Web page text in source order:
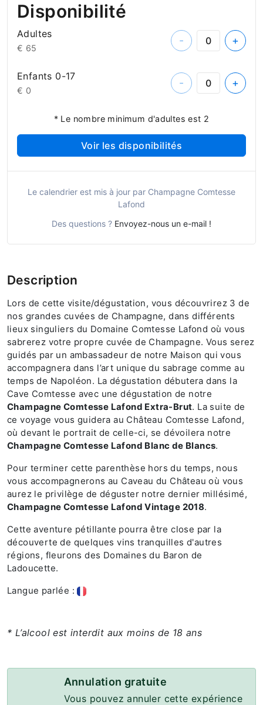
Disponibilité
Adultes
€ 65
- +
Enfants 0-17
€ 0
- +
* Le nombre minimum d'adultes est 2
Voir les disponibilités
Le calendrier est mis à jour par Champagne Comtesse
Lafond
Des questions ? Envoyez-nous un e-mail !
Description
Lors de cette visite/dégustation, vous découvrirez 3 de
nos grandes cuvées de Champagne, dans différents
lieux singuliers du Domaine Comtesse Lafond où vous
sabrerez votre propre cuvée de Champagne. Vous serez
guidés par un ambassadeur de notre Maison qui vous
accompagnera dans l’art unique du sabrage comme au
temps de Napoléon. La dégustation débutera dans la
Cave Comtesse avec une dégustation de notre
Champagne Comtesse Lafond Extra-Brut. La suite de
ce voyage vous guidera au Château Comtesse Lafond,
où devant le portrait de celle-ci, se dévoilera notre
Champagne Comtesse Lafond Blanc de Blancs.
Pour terminer cette parenthèse hors du temps, nous
vous accompagnerons au Caveau du Château où vous
aurez le privilège de déguster notre dernier millésimé,
Champagne Comtesse Lafond Vintage 2018.
Cette aventure pétillante pourra être close par la
découverte de quelques vins tranquilles d'autres
régions, fleurons des Domaines du Baron de
Ladoucette.
Langue parlée :
* L’alcool est interdit aux moins de 18 ans
Annulation gratuite
Vous pouvez annuler cette expérience